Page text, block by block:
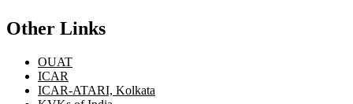
Other Links
OUAT
ICAR
ICAR-ATARI, Kolkata